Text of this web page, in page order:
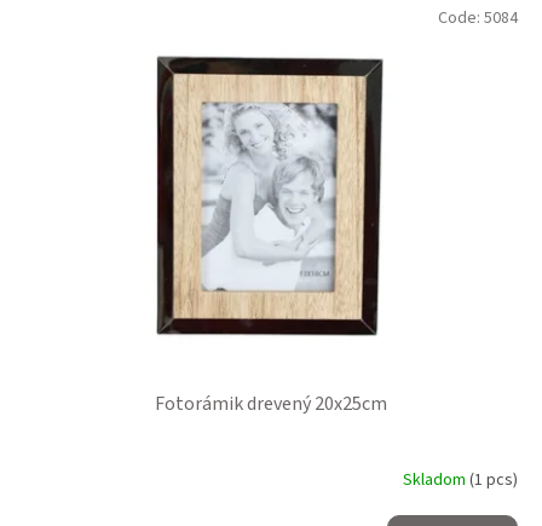
Fotorámik drevený 20x25cm
Skladom (1 pcs)
Code: 5084